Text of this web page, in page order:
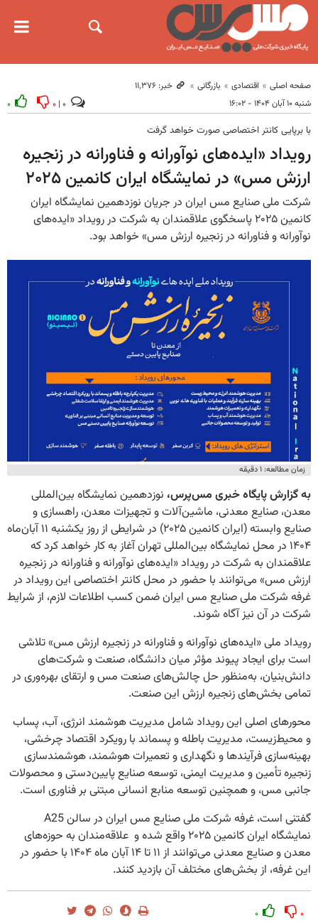
صفحه اصلی اقتصادی بازرگانی
خبر: ۱۱٬۳۷۶
شنبه ۱۰ آبان ۱۴۰۴ - ۱۶:۰۲
۰ ۰
با برپایی کانتر اختصاصی صورت خواهد گرفت
رویداد «ایده‌های نوآورانه و فناورانه در زنجیره
ارزش مس» در نمایشگاه ایران کانمین ۲۰۲۵
زمان مطالعه: ۱ دقیقه
شرکت ملی صنایع مس ایران در جریان نوزدهمین نمایشگاه ایران
کانمین ۲۰۲۵ پاسخگوی علاقمندان به شرکت در رویداد «ایده‌های
نوآورانه و فناورانه در زنجیره ارزش مس» خواهد بود.
به گزارش پایگاه خبری مس‌پرس، نوزدهمین نمایشگاه بین‌المللی
معدن، صنایع معدنی، ماشین‌آلات و تجهیزات معدن، راهسازی و
صنایع وابسته (ایران کانمین ۲۰۲۵) در شرایطی از روز یکشنبه ۱۱ آبان‌ماه
۱۴۰۴ در محل نمایشگاه بین‌المللی تهران آغاز به کار خواهد کرد که
علاقمندان به شرکت در رویداد «ایده‌های نوآورانه و فناورانه در زنجیره
ارزش مس» می‌توانند با حضور در محل کانتر اختصاصی این رویداد در
غرفه شرکت ملی صنایع مس ایران ضمن کسب اطلاعات لازم، از شرایط
شرکت در آن نیز آگاه شوند.
رویداد ملی «ایده‌های نوآورانه و فناورانه در زنجیره ارزش مس» تلاشی
است برای ایجاد پیوند مؤثر میان دانشگاه، صنعت و شرکت‌های
دانش‌بنیان، به‌منظور حل چالش‌های صنعت مس و ارتقای بهره‌وری در
تمامی بخش‌های زنجیره ارزش این صنعت.
محورهای اصلی این رویداد شامل مدیریت هوشمند انرژی، آب، پساب
و محیط‌زیست، مدیریت باطله و پسماند با رویکرد اقتصاد چرخشی،
بهینه‌سازی فرآیندها و نگهداری و تعمیرات هوشمند، هوشمندسازی
زنجیره تأمین و مدیریت ایمنی، توسعه صنایع پایین‌دستی و محصولات
جانبی مس، و همچنین توسعه منابع انسانی مبتنی بر فناوری است.
گفتنی است، غرفه شرکت ملی صنایع مس ایران در سالن A25
نمایشگاه ایران کانمین ۲۰۲۵ واقع شده و علاقه‌مندان به حوزه‌های
معدن و صنایع معدنی می‌توانند از ۱۱ تا ۱۴ آبان ‌ماه ۱۴۰۴ با حضور در
این غرفه، از بخش‌های مختلف آن بازدید کنند.
۰ ۰